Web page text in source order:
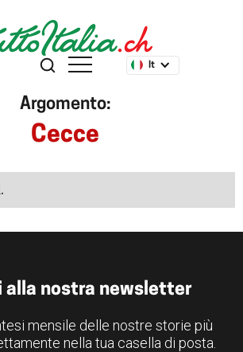
It
Argomento:
Cecce
alla nostra newsletter
mensile delle nostre storie più
nella tua casella di posta.